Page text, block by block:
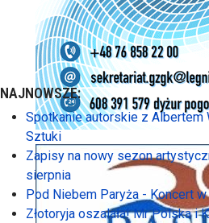
NAJNOWSZE:
Spotkanie autorskie z Albertem
Sztuki
Zapisy na nowy sezon
sierpnia
Pod Niebem Paryża - Koncert
Złotoryja oszalała! Mr Polska i